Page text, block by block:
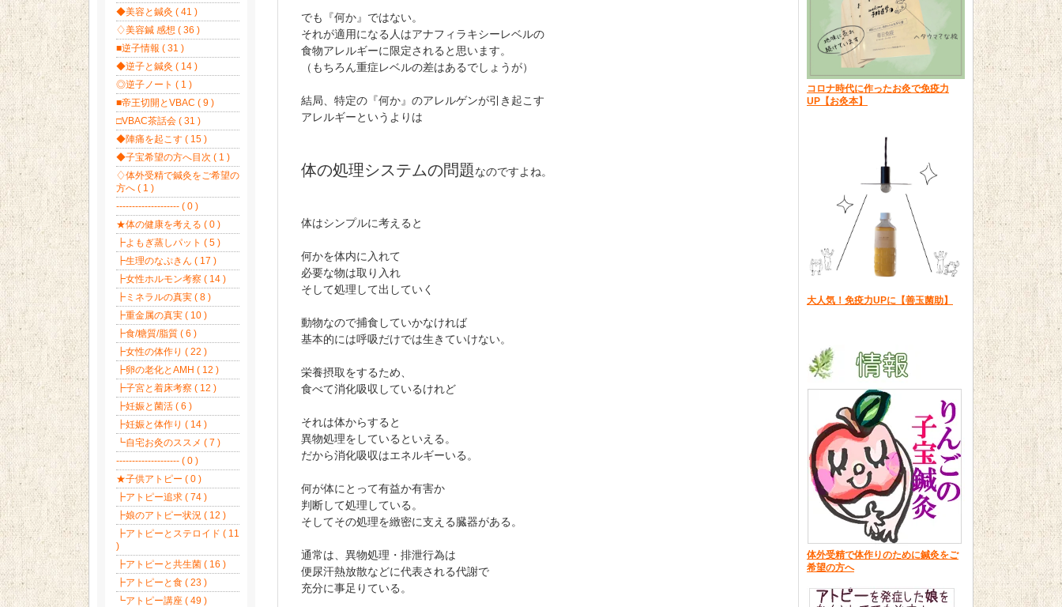
でも『何か』ではない。
それが適用になる人はアナフィラキシーレベルの
食物アレルギーに限定されると思います。
（もちろん重症レベルの差はあるでしょうが）
結局、特定の『何か』のアレルゲンが引き起こす
アレルギーというよりは
体の処理システムの問題なのですよね。
体はシンプルに考えると
何かを体内に入れて
必要な物は取り入れ
そして処理して出していく
動物なので捕食していかなければ
基本的には呼吸だけでは生きていけない。
栄養摂取をするため、
食べて消化吸収しているけれど
それは体からすると
異物処理をしているといえる。
だから消化吸収はエネルギーいる。
何が体にとって有益か有害か
判断して処理している。
そしてその処理を緻密に支える臓器がある。
通常は、異物処理・排泄行為は
便尿汗熱放散などに代表される代謝で
充分に事足りている。
コロナ時代に作ったお灸で免疫力
UP【お灸本】
大人気！免疫力UPに【善玉菌助】
体外受精で体作りのために鍼灸をご
希望の方へ
◆美容と鍼灸 ( 41 )
♢美容鍼 感想 ( 36 )
■逆子情報 ( 31 )
◆逆子と鍼灸 ( 14 )
◎逆子ノート ( 1 )
■帝王切開とVBAC ( 9 )
□VBAC茶話会 ( 31 )
◆陣痛を起こす ( 15 )
◆子宝希望の方へ目次 ( 1 )
♢体外受精で鍼灸をご希望の
方へ ( 1 )
-------------------- ( 0 )
★体の健康を考える ( 0 )
┣よもぎ蒸しパット ( 5 )
┣生理のなぷきん ( 17 )
┣女性ホルモン考察 ( 14 )
┣ミネラルの真実 ( 8 )
┣重金属の真実 ( 10 )
┣食/糖質/脂質 ( 6 )
┣女性の体作り ( 22 )
┣卵の老化とAMH ( 12 )
┣子宮と着床考察 ( 12 )
┣妊娠と菌活 ( 6 )
┣妊娠と体作り ( 14 )
┗自宅お灸のススメ ( 7 )
-------------------- ( 0 )
★子供アトピー ( 0 )
┣アトピー追求 ( 74 )
┣娘のアトピー状況 ( 12 )
┣アトピーとステロイド ( 11
)
┣アトピーと共生菌 ( 16 )
┣アトピーと食 ( 23 )
┗アトピー講座 ( 49 )